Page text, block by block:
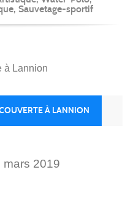
Sauvetage-sportif
à Lannion
À LANNION
mars 2019